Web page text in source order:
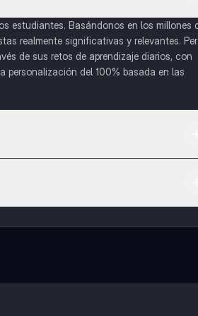
estudiantes. Basándonos en los millones
realmente significativas y relevantes.
de sus retos de aprendizaje diarios, con
personalización del 100% basada en las
a determinadas funciones.